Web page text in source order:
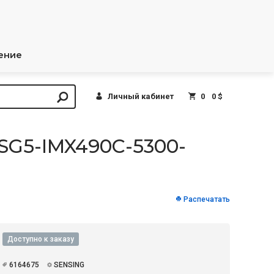
Личный кабинет 0 0 $
IMX490C-5300-
Распечатать
Доступно к заказу
6164675 SENSING